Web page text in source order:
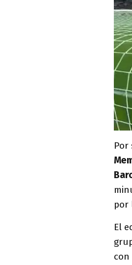
Por
por
El